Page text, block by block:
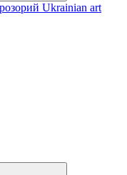
Ukrainian art